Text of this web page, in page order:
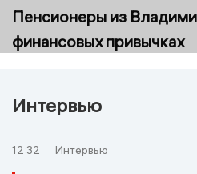
Пенсионеры из
финансовых привычках
Интервью
12:32 Интервью